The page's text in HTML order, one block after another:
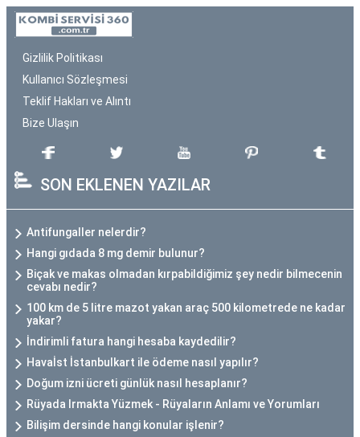
Gizlilik Politikası
Kullanıcı Sözleşmesi
Teklif Hakları ve Alıntı
Bize Ulaşın
SON EKLENEN YAZILAR
Antifungaller nelerdir?
Hangi gıdada 8 mg demir bulunur?
Biçak ve makas olmadan kırpabildiğimiz şey nedir bilmecenin
cevabı nedir?
100 km de 5 litre mazot yakan araç 500 kilometrede ne kadar
yakar?
İndirimli fatura hangi hesaba kaydedilir?
Havaİst İstanbulkart ile ödeme nasıl yapılır?
Doğum izni ücreti günlük nasıl hesaplanır?
Rüyada Irmakta Yüzmek - Rüyaların Anlamı ve Yorumları
Bilişim dersinde hangi konular işlenir?